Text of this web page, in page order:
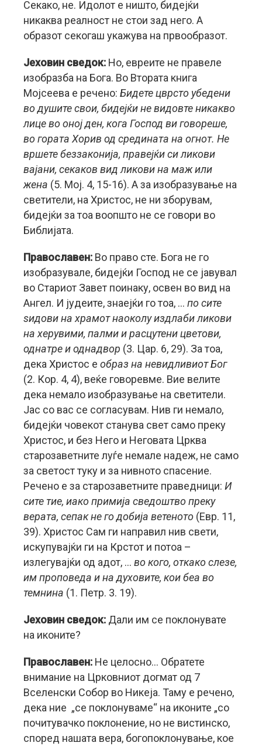
Секако, не. Идолот е ништо, бидејќи
никаква реалност не стои зад него. А
образот секогаш укажува на првообразот.
Јеховин сведок: Но, евреите не правеле
изобразба на Бога. Во Втората книга
Мојсеева е речено: Бидете цврсто убедени
во душите свои, бидејќи не видовте никакво
лице во оној ден, кога Господ ви говореше,
во гората Хорив од средината на огнот. Не
вршете беззаконија, правејќи си ликови
вајани, секаков вид ликови на маж или
жена (5. Мој. 4, 15-16). А за изобразување на
светители, на Христос, не ни зборувам,
бидејќи за тоа воопшто не се говори во
Библијата.
Православен: Во право сте. Бога не го
изобразувале, бидејќи Господ не се јавувал
во Стариот Завет поинаку, освен во вид на
Ангел. И јудеите, знаејќи го тоа, … по сите
ѕидови на храмот наоколу издлаби ликови
на херувими, палми и расцутени цветови,
однатре и однадвор (3. Цар. 6, 29). За тоа,
дека Христос е образ на невидливиот Бог
(2. Кор. 4, 4), веќе говоревме. Вие велите
дека немало изобразување на светители.
Јас со вас се согласувам. Нив ги немало,
бидејќи човекот станува свет само преку
Христос, и без Него и Неговата Црква
старозаветните луѓе немале надеж, не само
за светост туку и за нивното спасение.
Речено е за старозаветните праведници: И
сите тие, иако примија сведоштво преку
верата, сепак не го добија ветеното (Евр. 11,
39). Христос Сам ги направил нив свети,
искупувајќи ги на Крстот и потоа –
излегувајќи од адот, … во кого, откако слезе,
им проповеда и на духовите, кои беа во
темнина (1. Петр. 3. 19).
Јеховин сведок: Дали им се поклонувате
на иконите?
Православен: Не целосно… Обратете
внимание на Црковниот догмат од 7
Вселенски Собор во Никеја. Таму е речено,
дека ние „се поклонуваме“ на иконите „со
почитувачко поклонение, но не вистинско,
според нашата вера, богопоклонување, кое